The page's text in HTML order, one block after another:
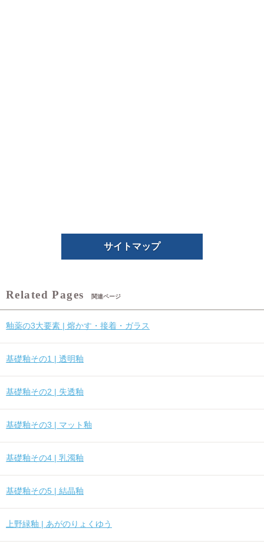
サイトマップ
関連ページ
釉薬の3大要素 | 熔かす・接着・ガラス
基礎釉その1 | 透明釉
基礎釉その2 | 失透釉
基礎釉その3 | マット釉
基礎釉その4 | 乳濁釉
基礎釉その5 | 結晶釉
上野緑釉 | あがのりょくゆう